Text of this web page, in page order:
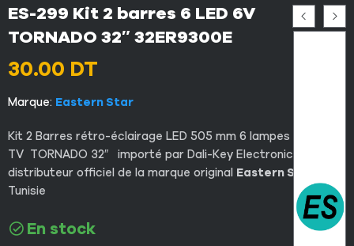
ES-299 Kit 2 barres 6 LED 6V
TORNADO 32″ 32ER9300E
30.00 DT
Marque: Eastern Star
Kit 2 Barres rétro-éclairage LED 505 mm 6 lampes 6V pour
TV TORNADO 32″ importé par Dali-Key Electronics le
distributeur officiel de la marque original Eastern Star
Tunisie
En stock